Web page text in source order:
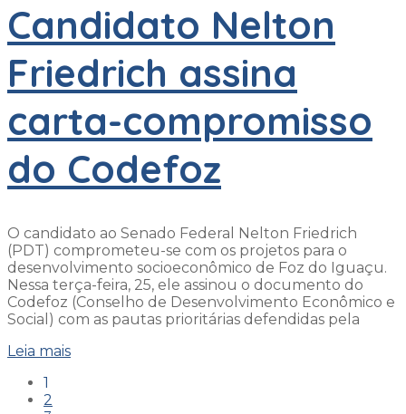
Candidato Nelton
Friedrich assina
carta-compromisso
do Codefoz
O candidato ao Senado Federal Nelton Friedrich
(PDT) comprometeu-se com os projetos para o
desenvolvimento socioeconômico de Foz do Iguaçu.
Nessa terça-feira, 25, ele assinou o documento do
Codefoz (Conselho de Desenvolvimento Econômico e
Social) com as pautas prioritárias defendidas pela
Leia mais
1
2